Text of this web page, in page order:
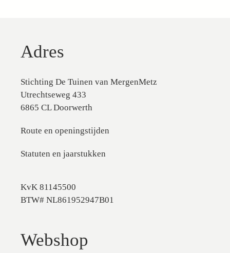
Adres
Stichting De Tuinen van MergenMetz
Utrechtseweg 433
6865 CL Doorwerth
Route en openingstijden
Statuten en jaarstukken
KvK 81145500
BTW# NL861952947B01
Webshop